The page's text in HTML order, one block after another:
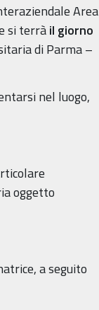
Area
si terràil giorno
di Parma –
nel luogo,
oggetto
a seguito